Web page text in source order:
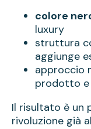
colore
luxury
struttura
aggiunge
approccio
prodotto
Il risultato è un
rivoluzione già